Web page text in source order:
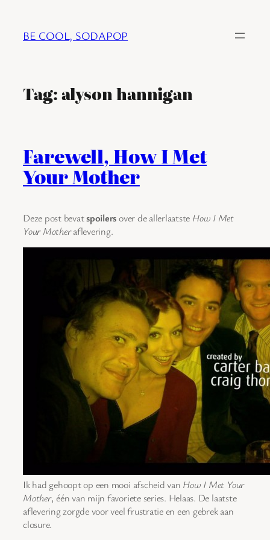
BE COOL, SODAPOP
Tag:alyson hannigan
Farewell, How I Met
Your Mother
Deze post bevatspoilersover de allerlaatste How I Met
Your Motheraflevering.
Ik had gehoopt op een mooi afscheid van How I Met Your
Mother, één van mijn favoriete series. Helaas. De laatste
aflevering zorgde voor veel frustratie en een gebrek aan
closure.